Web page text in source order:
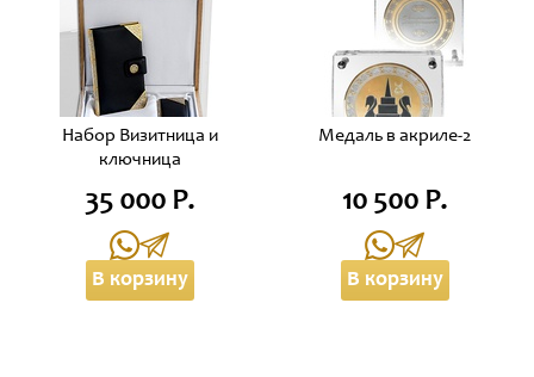
Набор Визитница и
ключница
35 000 Р.
В корзину
Медаль в акриле-2
10 500 Р.
В корзину